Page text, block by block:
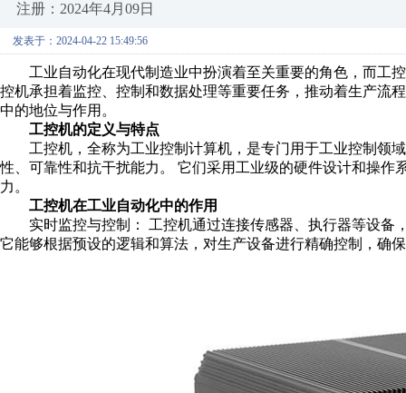
注册：2024年4月09日
发表于：2024-04-22 15:49:56
工业自动化在现代制造业中扮演着至关重要的角色，而工
控机承担着监控、控制和数据处理等重要任务，推动着生产流
中的地位与作用。
工控机的定义与特点
工控机，全称为工业控制计算机，是专门用于工业控制领域
性、可靠性和抗干扰能力。 它们采用工业级的硬件设计和操
力。
工控机在工业自动化中的作用
实时监控与控制： 工控机通过连接传感器、执行器等设备
它能够根据预设的逻辑和算法，对生产设备进行精确控制，确